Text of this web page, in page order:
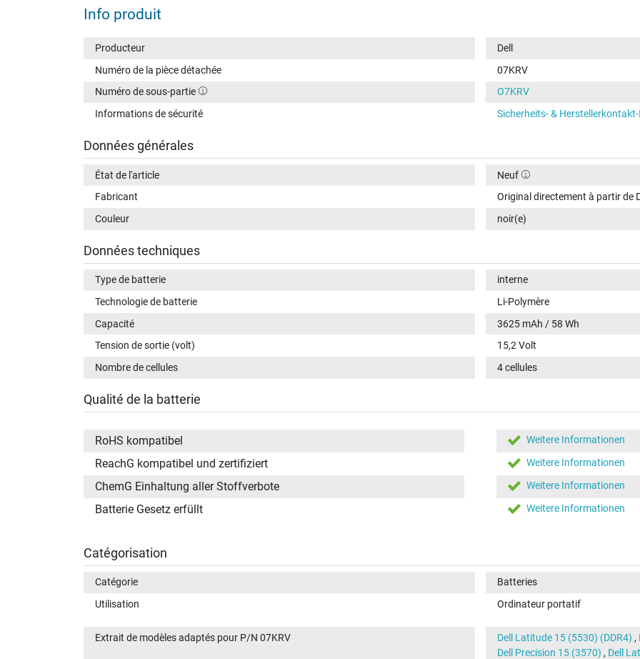
Info produit
Producteur
Dell
Numéro de la pièce détachée
07KRV
Numéro de sous-partie
O7KRV
Informations de sécurité
Sicherheits- &
Données générales
État de l'article
Neuf
Fabricant
Original directement à partir de
Couleur
noir(e)
Données techniques
Type de batterie
interne
Technologie de batterie
Li-Polymère
Capacité
3625 mAh / 58 Wh
Tension de sortie (volt)
15,2 Volt
Nombre de cellules
4 cellules
Qualité de la batterie
RoHS kompatibel Weitere Informationen
ReachG kompatibel und zertifiziert Weitere Informationen
ChemG Einhaltung aller Stoffverbote Weitere Informationen
Batterie Gesetz erfüllt Weitere Informationen
Catégorisation
Catégorie
Batteries
Utilisation
Ordinateur portatif
Extrait de modèles adaptés pour P/N 07KRV Dell Latitude 15 (5530) (DDR4) ,
Dell Precision 15 (3570) , Dell